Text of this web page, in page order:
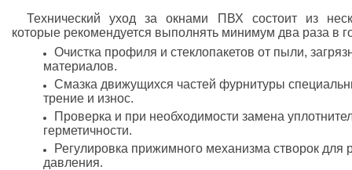
Технический уход за окнами ПВХ состоит из
которые рекомендуется выполнять минимум два раза в
Очистка профиля и стеклопакетов от пыли,
материалов.
Смазка движущихся частей фурнитуры
трение и износ.
Проверка и при необходимости замена
герметичности.
Регулировка прижимного механизма створок для
давления.